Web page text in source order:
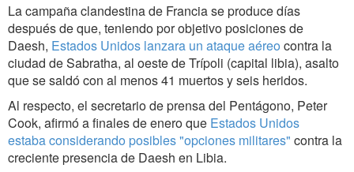
La campaña clandestina de Francia se produce días
después de que, teniendo por objetivo posiciones de
Daesh, Estados Unidos lanzara un ataque aéreo contra la
ciudad de Sabratha, al oeste de Trípoli (capital libia), asalto
que se saldó con al menos 41 muertos y seis heridos.
Al respecto, el secretario de prensa del Pentágono, Peter
Cook, afirmó a finales de enero que Estados Unidos
estaba considerando posibles "opciones militares" contra la
creciente presencia de Daesh en Libia.